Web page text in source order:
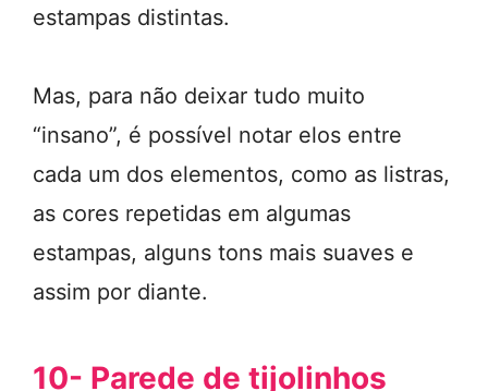
estampas distintas.
Mas, para não deixar tudo muito
“insano”, é possível notar elos entre
cada um dos elementos, como as listras,
as cores repetidas em algumas
estampas, alguns tons mais suaves e
assim por diante.
10- Parede de tijolinhos